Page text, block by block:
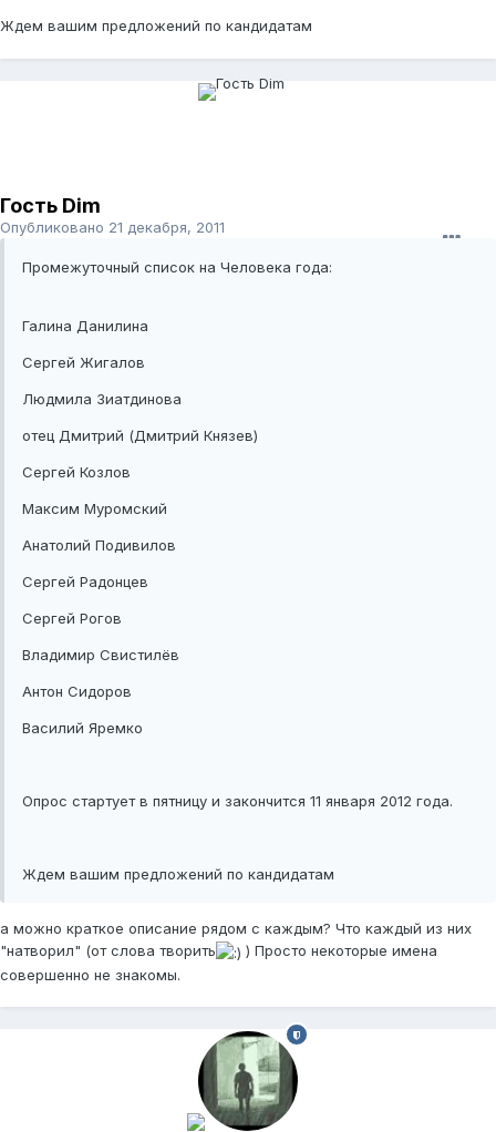
Ждем вашим предложений по кандидатам
Гость Dim
Опубликовано 21 декабря, 2011
Промежуточный список на Человека года:
Галина Данилина
Сергей Жигалов
Людмила Зиатдинова
отец Дмитрий (Дмитрий Князев)
Сергей Козлов
Максим Муромский
Анатолий Подивилов
Сергей Радонцев
Сергей Рогов
Владимир Свистилёв
Антон Сидоров
Василий Яремко
Опрос стартует в пятницу и закончится 11 января 2012 года.
Ждем вашим предложений по кандидатам
а можно краткое описание рядом с каждым? Что каждый из них
"натворил" (от слова творить
) Просто некоторые имена
совершенно не знакомы.